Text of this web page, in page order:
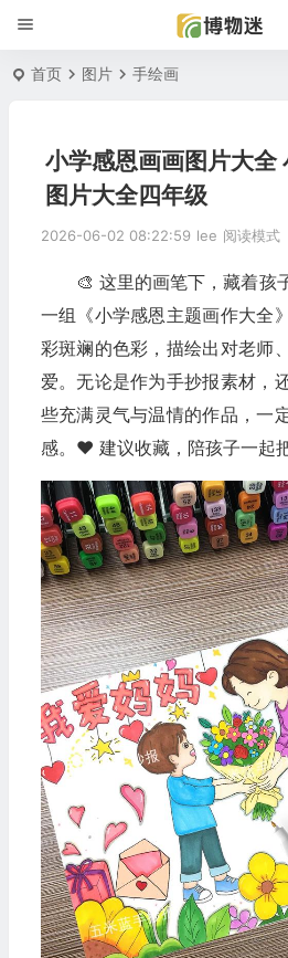
首页 图片 手绘画
小学感恩画画图片大全
图片大全四年级
2026-06-02 08:22:59 lee 阅读模式
🎨 这里的画笔下，藏着孩
一组《小学感恩主题画作大全
彩斑斓的色彩，描绘出对老师
爱。无论是作为手抄报素材，
些充满灵气与温情的作品，一
感。❤️ 建议收藏，陪孩子一起把